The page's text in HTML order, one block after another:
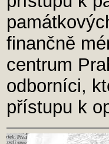
finančně
centrum
odborníci,
přístupu k